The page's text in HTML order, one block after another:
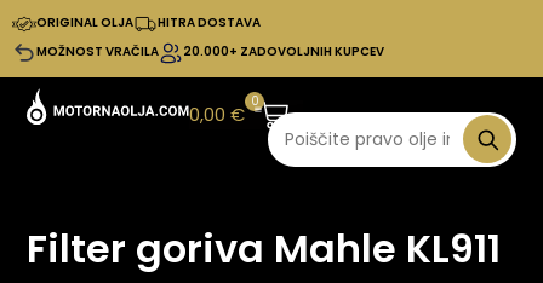
ORIGINAL OLJA
HITRA DOSTAVA
MOŽNOST VRAČILA
20.000+ ZADOVOLJNIH KUPCEV
0,00€
0
Filter goriva Mahle KL911